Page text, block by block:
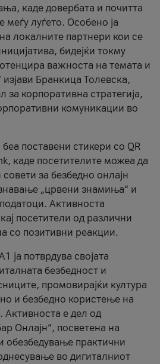
каде довербата и почитта
меѓу луѓето. Особено ја
локалните партнери кои се
бидејќи токму
важноста на темата и
изјави Бранкица Толевска,
за корпоративна стратегија,
комуникации во
поставени стикери со QR
каде посетителите можеа да
за безбедно онлајн
„црвени знамиња“ и
Активноста
посетители од различни
со позитивни реакции.
ја потврдува својата
безбедност и
промовирајќи култура
и безбедно користење на
Активноста е дел од
Онлајн“, посветена на
обезбедување практични
во дигиталниот